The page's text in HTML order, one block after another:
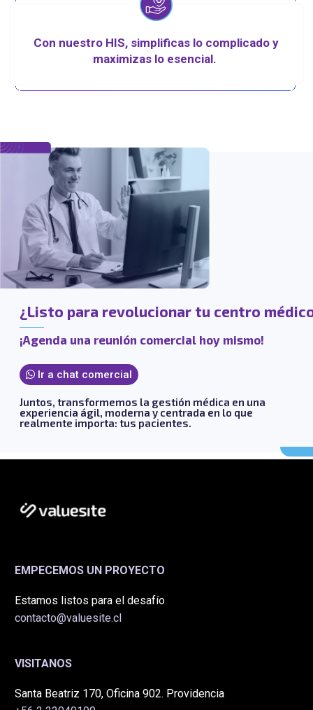
Con nuestro HIS, simplificas lo complicado y
maximizas lo esencial.
¿Listo para revolucionar tu centro
¡Agenda una reunión comercial hoy mismo!
Juntos, transformemos la gestión médica en una
experiencia ágil, moderna y centrada en lo que
realmente importa: tus pacientes.
Ir a chat comercial
EMPECEMOS UN PROYECTO
Estamos listos para el desafío
contacto@valuesite.cl
VISITANOS
Santa Beatriz 170, Oficina 902. Providencia